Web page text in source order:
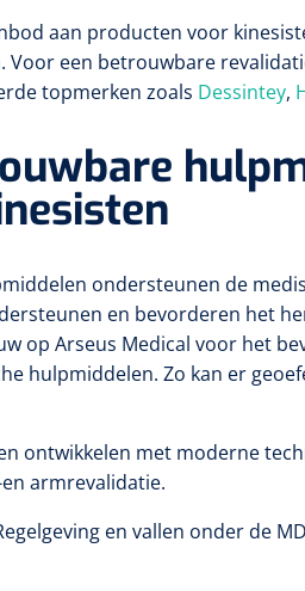
aan producten voor
een betrouwbare
topmerken zoals Dessintey,
ondersteunen de
en bevorderen het
op Arseus Medical voor het
hulpmiddelen. Zo kan er
ontwikkelen met moderne
armrevalidatie.
en vallen onder de